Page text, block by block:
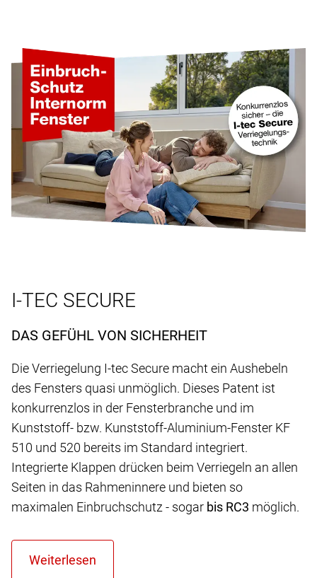
I-TEC SECURE
DAS GEFÜHL VON SICHERHEIT
Die Verriegelung I-tec Secure macht ein Aushebeln
des Fensters quasi unmöglich. Dieses Patent ist
konkurrenzlos in der Fensterbranche und im
Kunststoff- bzw. Kunststoff-Aluminium-Fenster KF
510 und 520 bereits im Standard integriert.
Integrierte Klappen drücken beim Verriegeln an allen
Seiten in das Rahmeninnere und bieten so
maximalen Einbruchschutz - sogar bis RC3 möglich.